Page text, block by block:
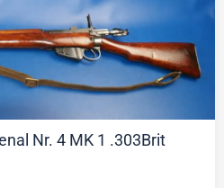
Nr. 4 MK 1 .303Brit